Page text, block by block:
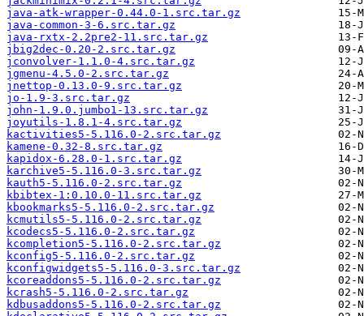
java-atk-wrapper-0.44.0-1.src.tar.gz
java-common-3-6.src.tar.gz
java-rxtx-2.2pre2-11.src.tar.gz
jbig2dec-0.20-2.src.tar.gz
jconvolver-1.1.0-4.src.tar.gz
jgmenu-4.5.0-2.src.tar.gz
jnettop-0.13.0-9.src.tar.gz
jo-1.9-3.src.tar.gz
john-1.9.0.jumbo1-13.src.tar.gz
joyutils-1.8.1-4.src.tar.gz
kactivities5-5.116.0-2.src.tar.gz
kamene-0.32-8.src.tar.gz
kapidox-6.28.0-1.src.tar.gz
karchive5-5.116.0-3.src.tar.gz
kauth5-5.116.0-2.src.tar.gz
kbibtex-1:0.10.0-11.src.tar.gz
kbookmarks5-5.116.0-2.src.tar.gz
kcmutils5-5.116.0-2.src.tar.gz
kcodecs5-5.116.0-2.src.tar.gz
kcompletion5-5.116.0-2.src.tar.gz
kconfig5-5.116.0-2.src.tar.gz
kconfigwidgets5-5.116.0-3.src.tar.gz
kcoreaddons5-5.116.0-2.src.tar.gz
kcrash5-5.116.0-2.src.tar.gz
kdbusaddons5-5.116.0-2.src.tar.gz